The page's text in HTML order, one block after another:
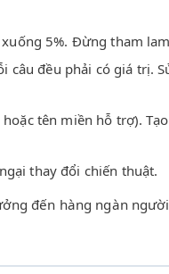
5%. Đừng tham
đều phải có giá trị.
tên miền hỗ trợ).
thay đổi chiến thuật.
đến hàng ngàn